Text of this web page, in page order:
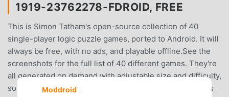
1919-23762278-FDROID, FREE
This is Simon Tatham's open-source collection of 40
single-player logic puzzle games, ported to Android. It will
always be free, with no ads, and playable offline.See the
screenshots for the full list of 40 different games. They're
all generated on demand with adjustable size and difficulty,
so you'll never run out of puzzles.Various control options
Moddroid